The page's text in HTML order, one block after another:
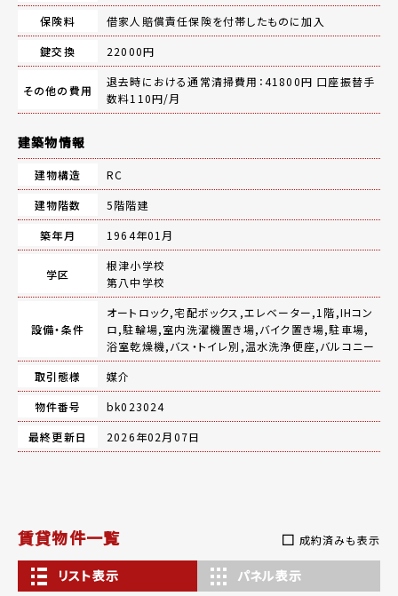
保険料
借家人賠償責任保険を付帯したものに加入
鍵交換
22000円
その他の費用
退去時における通常清掃費用：41800円 口座振替手
数料110円/月
建築物情報
建物構造
RC
建物階数
5階階建
築年月
1964年01月
学区
根津小学校
第八中学校
設備・条件
オートロック,宅配ボックス,エレベーター,1階,IHコン
ロ,駐輪場,室内洗濯機置き場,バイク置き場,駐車場,
浴室乾燥機,バス・トイレ別,温水洗浄便座,バルコニー
取引態様
媒介
物件番号
bk023024
最終更新日
2026年02月07日
賃貸物件一覧 成約済みも表示
リスト表示 パネル表示